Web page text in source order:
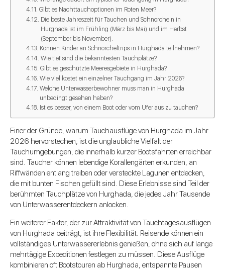
Gibt es Nachttauchoptionen im Roten Meer?
Die beste Jahreszeit für Tauchen und Schnorcheln in
Hurghada ist im Frühling (März bis Mai) und im Herbst
(September bis November).
Können Kinder an Schnorcheltrips in Hurghada teilnehmen?
Wie tief sind die bekanntesten Tauchplätze?
Gibt es geschützte Meeresgebiete in Hurghada?
Wie viel kostet ein einzelner Tauchgang im Jahr 2026?
Welche Unterwasserbewohner muss man in Hurghada
unbedingt gesehen haben?
Ist es besser, von einem Boot oder vom Ufer aus zu tauchen?
Einer der Gründe, warum Tauchausflüge von Hurghada im Jahr
2026 hervorstechen, ist die unglaubliche Vielfalt der
Tauchumgebungen, die innerhalb kurzer Bootsfahrten erreichbar
sind. Taucher können lebendige Korallengärten erkunden, an
Riffwänden entlang treiben oder versteckte Lagunen entdecken,
die mit bunten Fischen gefüllt sind. Diese Erlebnisse sind Teil der
berühmten Tauchplätze von Hurghada, die jedes Jahr Tausende
von Unterwasserentdeckern anlocken.
Ein weiterer Faktor, der zur Attraktivität von Tauchtagesausflügen
von Hurghada beiträgt, ist ihre Flexibilität. Reisende können ein
vollständiges Unterwassererlebnis genießen, ohne sich auf lange
mehrtägige Expeditionen festlegen zu müssen. Diese Ausflüge
kombinieren oft Bootstouren ab Hurghada, entspannte Pausen